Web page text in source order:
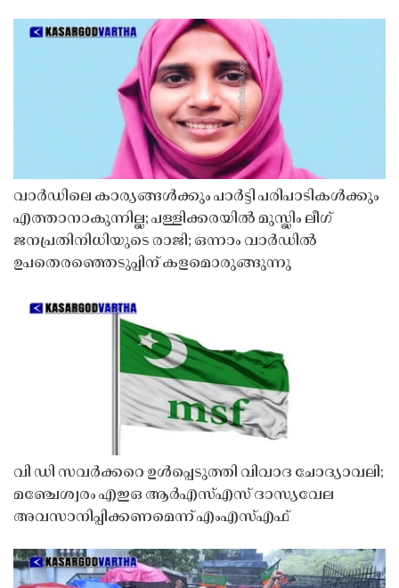
വാർഡിലെ കാര്യങ്ങൾക്കും പാർട്ടി പരിപാടികൾക്കും
എത്താനാകുന്നില്ല; പള്ളിക്കരയിൽ മുസ്ലിം ലീഗ്
ജനപ്രതിനിധിയുടെ രാജി; ഒന്നാം വാർഡിൽ
ഉപതെരഞ്ഞെടുപ്പിന് കളമൊരുങ്ങുന്നു
വി ഡി സവർക്കറെ ഉൾപ്പെടുത്തി വിവാദ ചോദ്യാവലി;
മഞ്ചേശ്വരം എഇഒ ആർഎസ്എസ് ദാസ്യവേല
അവസാനിപ്പിക്കണമെന്ന് എംഎസ്എഫ്